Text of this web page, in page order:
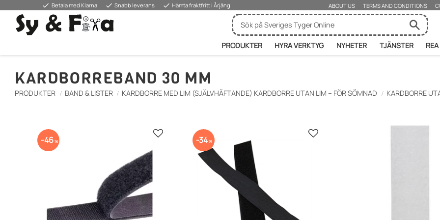
done Betala med Klarna done Snabb leverans done Hämta fraktfritt i Årjäng ABOUT US TERMS AND CONDITIONS
PRODUKTER HYRA VERKTYG NYHETER TJÄNSTER REA
KARDBORREBAND 30 MM
PRODUKTER BAND & LISTER KARDBORRE MED LIM (SJÄLVHÄFTANDE) KARDBORRE UTAN LIM – FÖR SÖMNAD KARDBORRE
46% Gem som favorit
34% Gem som favorit